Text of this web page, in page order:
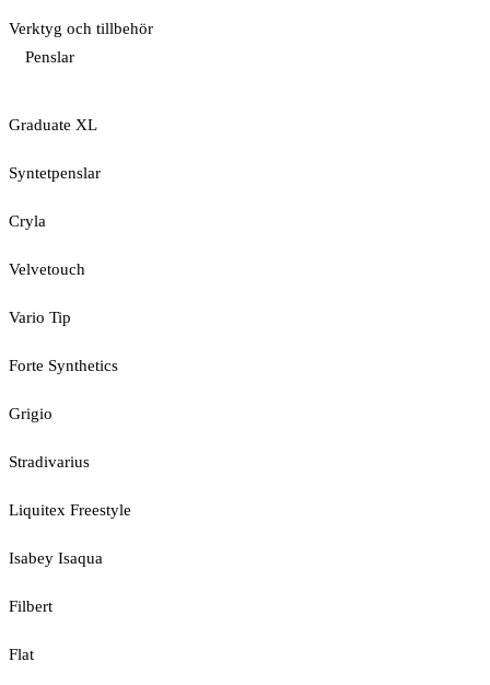
Verktyg och tillbehör
Penslar
Graduate XL
Syntetpenslar
Cryla
Velvetouch
Vario Tip
Forte Synthetics
Grigio
Stradivarius
Liquitex Freestyle
Isabey Isaqua
Filbert
Flat